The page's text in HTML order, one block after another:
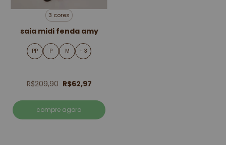
3 cores
saia midi fenda amy
PP P M + 3
R$209,90 R$62,97
compre agora